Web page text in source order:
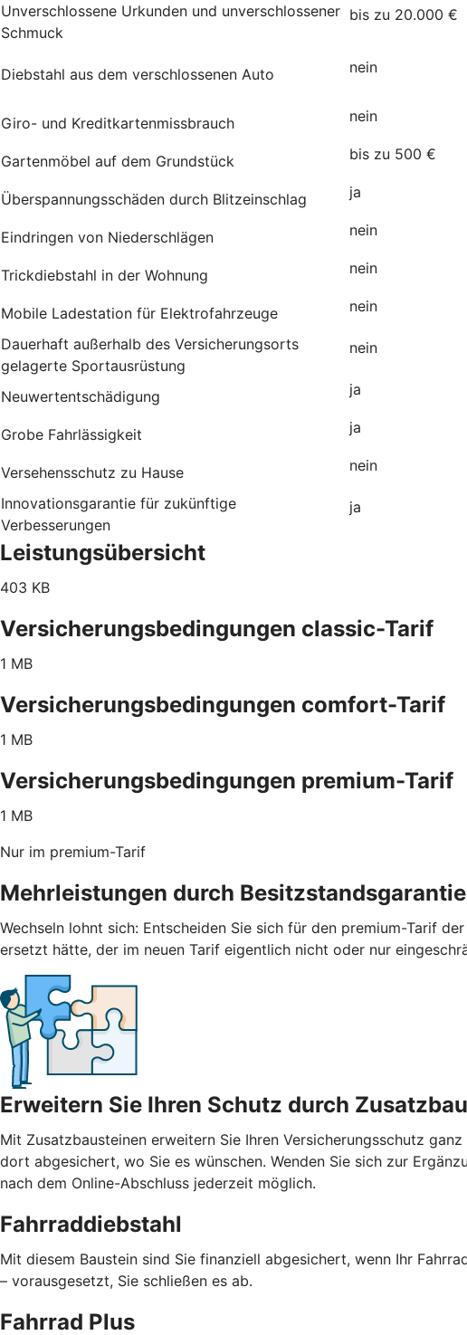
Unverschlossene Urkunden und unverschlossener
Schmuck
bis zu 20.000 €
Diebstahl aus dem verschlossenen Auto nein
Giro- und Kreditkartenmissbrauch nein
Gartenmöbel auf dem Grundstück bis zu 500 €
Überspannungsschäden durch Blitzeinschlag ja
Eindringen von Niederschlägen nein
Trickdiebstahl in der Wohnung nein
Mobile Ladestation für Elektrofahrzeuge nein
Dauerhaft außerhalb des Versicherungsorts
gelagerte Sportausrüstung
nein
Neuwertentschädigung ja
Grobe Fahrlässigkeit ja
Versehensschutz zu Hause nein
Innovationsgarantie für zukünftige
Verbesserungen
ja
Leistungsübersicht
403 KB
Versicherungsbedingungen classic-Tarif
1 MB
Versicherungsbedingungen comfort-Tarif
1 MB
Versicherungsbedingungen premium-Tarif
1 MB
Nur im premium-Tarif
Mehrleistungen durch Besitzstandsgarantie
Wechseln lohnt sich: Entscheiden Sie sich für den premium-Tarif
ersetzt hätte, der im neuen Tarif eigentlich nicht oder nur
Erweitern Sie Ihren Schutz durch
Mit Zusatzbausteinen erweitern Sie Ihren Versicherungsschutz
dort abgesichert, wo Sie es wünschen. Wenden Sie sich zur
nach dem Online-Abschluss jederzeit möglich.
Fahrraddiebstahl
Mit diesem Baustein sind Sie finanziell abgesichert, wenn Ihr
– vorausgesetzt, Sie schließen es ab.
Fahrrad Plus